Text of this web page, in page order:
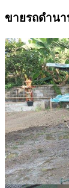
ขายรถดำนา